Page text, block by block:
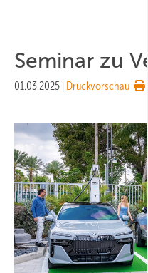
Seminar zu
01.03.2025 Druckvorschau